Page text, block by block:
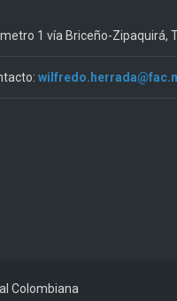
1 vía Briceño-Zipaquirá,
Colombiana